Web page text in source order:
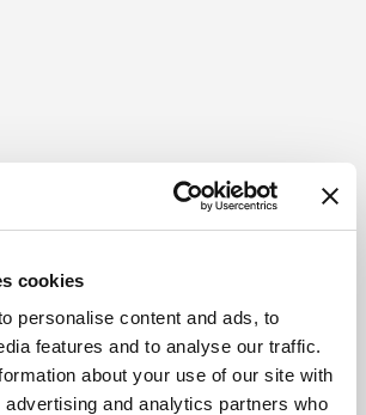
cookies
personalise content and ads, to
features and to analyse our traffic.
about your use of our site with
and analytics partners who